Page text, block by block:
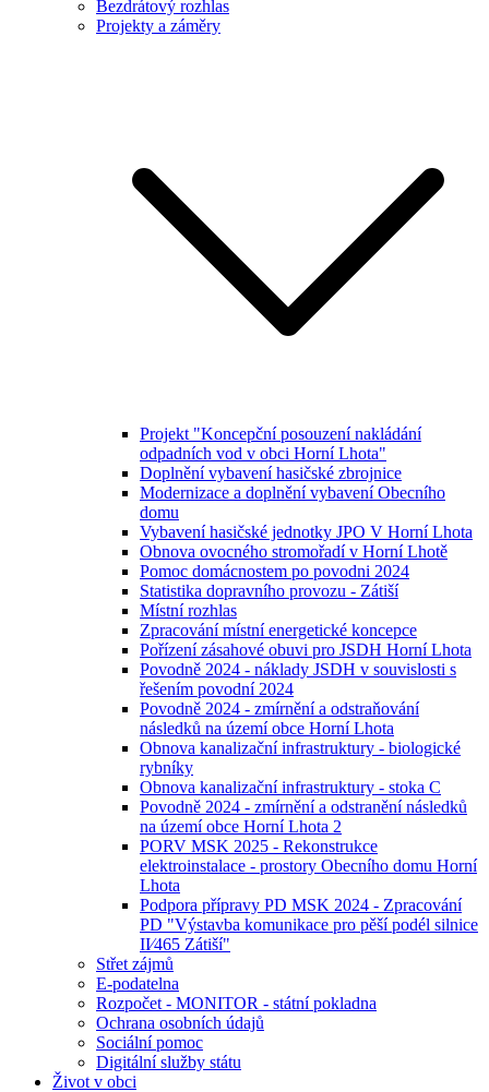
Bezdrátový rozhlas
Projekty a záměry
Projekt "Koncepční posouzení nakládání
odpadních vod v obci Horní Lhota"
Doplnění vybavení hasičské zbrojnice
Modernizace a doplnění vybavení Obecního
domu
Vybavení hasičské jednotky JPO V Horní Lhota
Obnova ovocného stromořadí v Horní Lhotě
Pomoc domácnostem po povodni 2024
Statistika dopravního provozu - Zátiší
Místní rozhlas
Zpracování místní energetické koncepce
Pořízení zásahové obuvi pro JSDH Horní Lhota
Povodně 2024 - náklady JSDH v souvislosti s
řešením povodní 2024
Povodně 2024 - zmírnění a odstraňování
následků na území obce Horní Lhota
Obnova kanalizační infrastruktury - biologické
rybníky
Obnova kanalizační infrastruktury - stoka C
Povodně 2024 - zmírnění a odstranění následků
na území obce Horní Lhota 2
PORV MSK 2025 - Rekonstrukce
elektroinstalace - prostory Obecního domu Horní
Lhota
Podpora přípravy PD MSK 2024 - Zpracování
PD "Výstavba komunikace pro pěší podél silnice
II⁄465 Zátiší"
Střet zájmů
E-podatelna
Rozpočet - MONITOR - státní pokladna
Ochrana osobních údajů
Sociální pomoc
Digitální služby státu
Život v obci